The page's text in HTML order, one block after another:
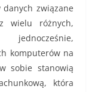
związane
wielu różnych,
komputerów na
sobie stanowią
która